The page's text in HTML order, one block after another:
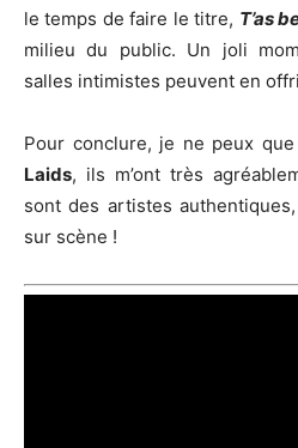
le temps de faire le titre, T’as
milieu du public. Un joli
salles intimistes peuvent en
Pour conclure, je ne peux
Laids, ils m’ont très
sont des artistes
sur scène !